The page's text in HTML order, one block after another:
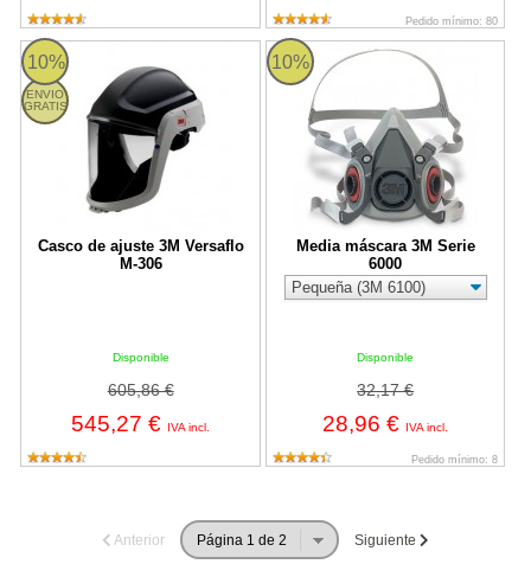
Pedido mínimo: 80
10%
ENVIO
GRATIS
Casco de ajuste 3M Versaflo
M-306
Disponible
605,86 €
545,27 € IVA incl.
Casco de ajuste 3M Versaflo M-306
10%
Media máscara 3M Serie
6000
Disponible
32,17 €
28,96 € IVA incl.
Pedido mínimo: 8
Media máscara 3M Serie 6000
Anterior Siguiente